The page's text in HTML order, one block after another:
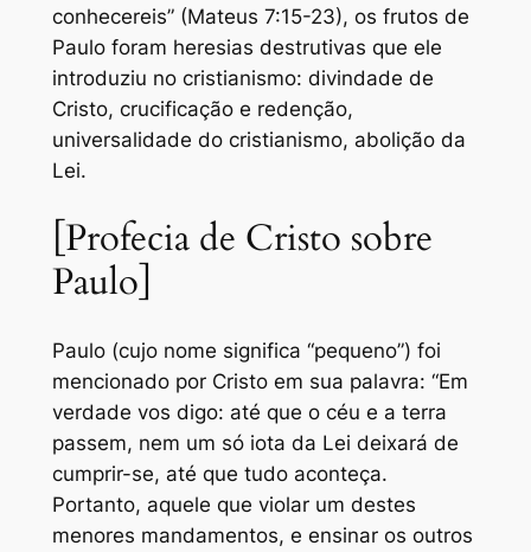
conhecereis” (Mateus 7:15-23), os frutos de
Paulo foram heresias destrutivas que ele
introduziu no cristianismo: divindade de
Cristo, crucificação e redenção,
universalidade do cristianismo, abolição da
Lei.
[Profecia de Cristo sobre
Paulo]
Paulo (cujo nome significa “pequeno”) foi
mencionado por Cristo em sua palavra: “Em
verdade vos digo: até que o céu e a terra
passem, nem um só iota da Lei deixará de
cumprir-se, até que tudo aconteça.
Portanto, aquele que violar um destes
menores mandamentos, e ensinar os outros